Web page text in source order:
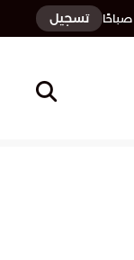
صباحًا تسجيل